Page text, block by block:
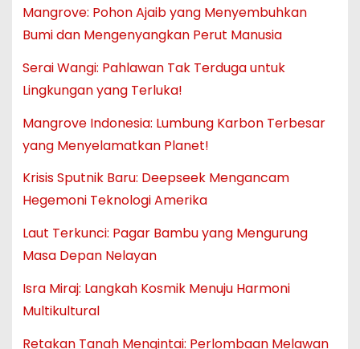
Mangrove: Pohon Ajaib yang Menyembuhkan
Bumi dan Mengenyangkan Perut Manusia
Serai Wangi: Pahlawan Tak Terduga untuk
Lingkungan yang Terluka!
Mangrove Indonesia: Lumbung Karbon Terbesar
yang Menyelamatkan Planet!
Krisis Sputnik Baru: Deepseek Mengancam
Hegemoni Teknologi Amerika
Laut Terkunci: Pagar Bambu yang Mengurung
Masa Depan Nelayan
Isra Miraj: Langkah Kosmik Menuju Harmoni
Multikultural
Retakan Tanah Mengintai: Perlombaan Melawan